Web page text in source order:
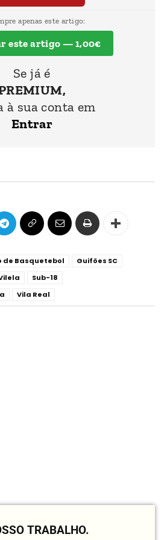
apenas este artigo:
este artigo — 1,00€
Se já é
à sua conta em
Entrar
de Basquetebol
Guifões SC
Sub-18
Vila Real
TRABALHO.